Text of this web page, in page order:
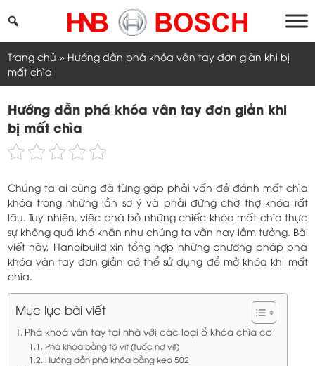
to
Trang chủ » Hướng dẫn phá khóa vân tay đơn giản khi bị
mất chìa
Hướng dẫn phá khóa vân tay đơn giản khi
bị mất chìa
Chúng ta ai cũng đã từng gặp phải vấn đề đánh mất chìa
khóa trong những lần sơ ý và phải đứng chờ thợ khóa rất
lâu. Tuy nhiên, việc phá bỏ những chiếc khóa mất chìa thực
sự không quá khó khăn như chúng ta vẫn hay lầm tưởng. Bài
viết này, Hanoibuild xin tổng hợp những phương pháp phá
khóa vân tay đơn giản có thể sử dụng để mở khóa khi mất
chìa.
Mục lục bài viết
Phá khoá vân tay tại nhà với các loại ổ khóa chìa cơ
Phá khóa bằng tô vít (tuốc nơ vít)
Hướng dẫn phá khóa bằng keo 502